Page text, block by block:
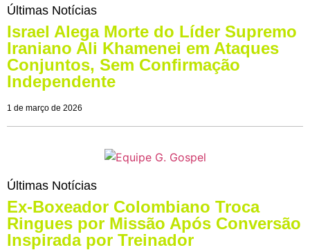
Últimas Notícias
Israel Alega Morte do Líder Supremo
Iraniano Ali Khamenei em Ataques
Conjuntos, Sem Confirmação
Independente
1 de março de 2026
Últimas Notícias
Ex-Boxeador Colombiano Troca
Ringues por Missão Após Conversão
Inspirada por Treinador